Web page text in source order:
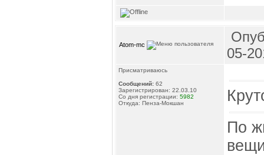
Atom-mc
05-
Присматриваюсь
Сообщений: 62
Зарегистрирован: 22.03.10
Со дня регистрации: 5982
Откуда: Пенза-Мокшан
По